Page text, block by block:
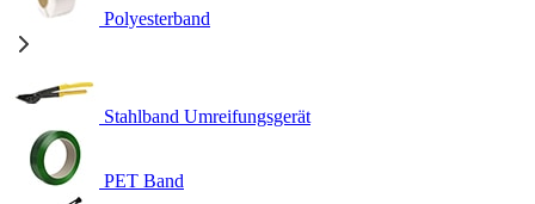
Polyesterband
Stahlband Umreifungsgerät
PET Band